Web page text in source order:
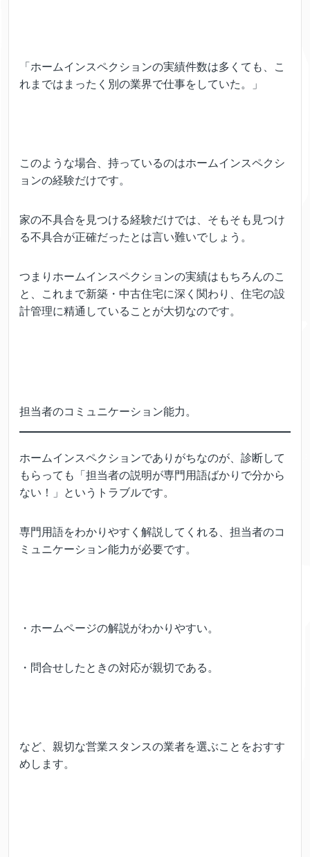
「ホームインスペクションの実績件数は多くても、こ
れまではまったく別の業界で仕事をしていた。」
このような場合、持っているのはホームインスペクシ
ョンの経験だけです。
家の不具合を見つける経験だけでは、そもそも見つけ
る不具合が正確だったとは言い難いでしょう。
つまりホームインスペクションの実績はもちろんのこ
と、これまで新築・中古住宅に深く関わり、住宅の設
計管理に精通していることが大切なのです。
担当者のコミュニケーション能力。
ホームインスペクションでありがちなのが、診断して
もらっても「担当者の説明が専門用語ばかりで分から
ない！」というトラブルです。
専門用語をわかりやすく解説してくれる、担当者のコ
ミュニケーション能力が必要です。
・ホームページの解説がわかりやすい。
・問合せしたときの対応が親切である。
など、親切な営業スタンスの業者を選ぶことをおすす
めします。